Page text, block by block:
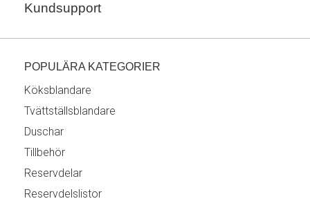
Kundsupport
POPULÄRA KATEGORIER
Köksblandare
Tvättställsblandare
Duschar
Tillbehör
Reservdelar
Reservdelslistor